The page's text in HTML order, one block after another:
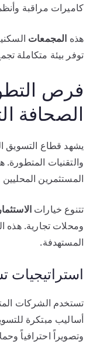
كاميرات مراقبة
هذه المجمعات
توفر بيئة متكاملة
فرص
الصحافة
يشهد قطاع التسويق
والتقنيات المتطورة.
المستثمرين المحليين
تتنوع خياراتالاستثمار
ومحلات تجارية. هذه
المستهدفة.
استراتيجيات
تستخدم الشركات
أساليب مبتكرة
وتصويراً احترافياً